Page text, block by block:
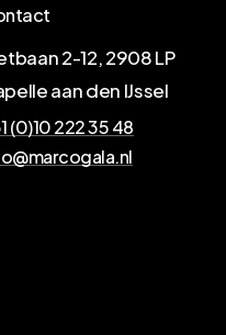
2-12, 2908 LP
aan den IJssel
(0)10 222 35 48